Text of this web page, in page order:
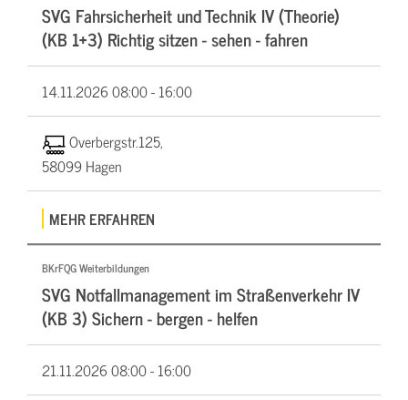
SVG Fahrsicherheit und Technik IV (Theorie)
(KB 1+3) Richtig sitzen - sehen - fahren
14.11.202608:00 - 16:00
Overbergstr.125,
58099 Hagen
MEHR ERFAHREN
BKrFQG Weiterbildungen
SVG Notfallmanagement im Straßenverkehr IV
(KB 3) Sichern - bergen - helfen
21.11.202608:00 - 16:00